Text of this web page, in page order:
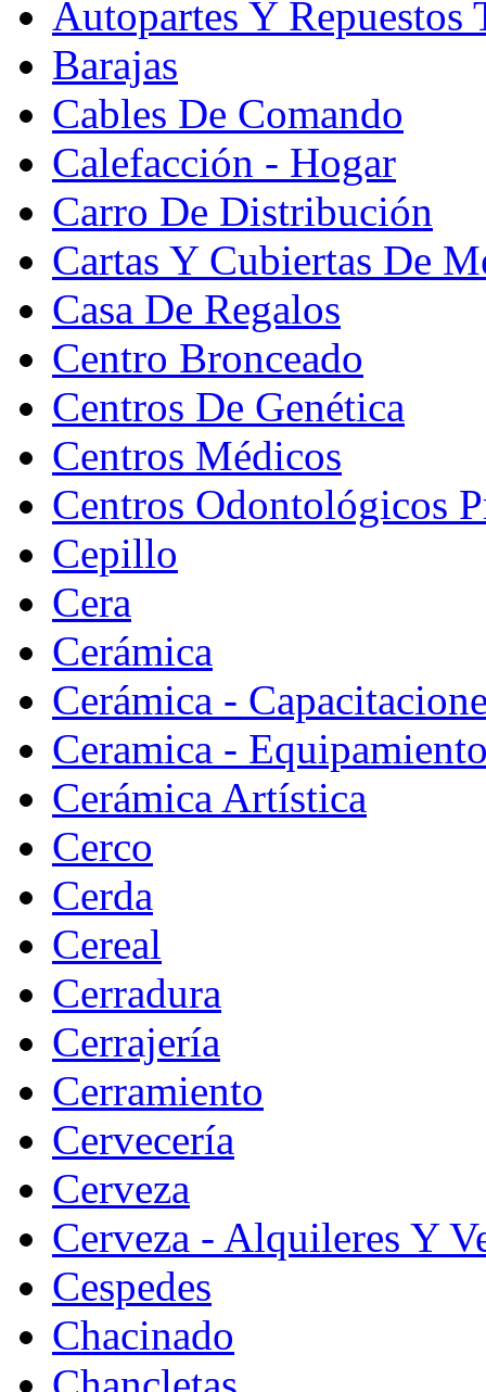
Autopartes Y Repuestos
Barajas
Cables De Comando
Calefacción - Hogar
Carro De Distribución
Cartas Y Cubiertas De
Casa De Regalos
Centro Bronceado
Centros De Genética
Centros Médicos
Centros Odontológicos
Cepillo
Cera
Cerámica
Cerámica -
Ceramica -
Cerámica Artística
Cerco
Cerda
Cereal
Cerradura
Cerrajería
Cerramiento
Cervecería
Cerveza
Cerveza - Alquileres Y
Cespedes
Chacinado